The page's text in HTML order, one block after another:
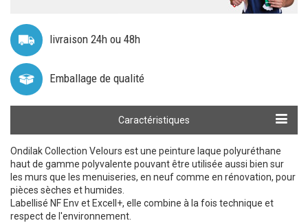
livraison 24h ou 48h
Emballage de qualité
Caractéristiques
Calculer ma quantité
Ondilak Collection Velours est une peinture laque polyuréthane
haut de gamme polyvalente pouvant être utilisée aussi bien sur
les murs que les menuiseries, en neuf comme en rénovation, pour
pièces sèches et humides.
Labellisé NF Env et Excell+, elle combine à la fois technique et
respect de l'environnement.